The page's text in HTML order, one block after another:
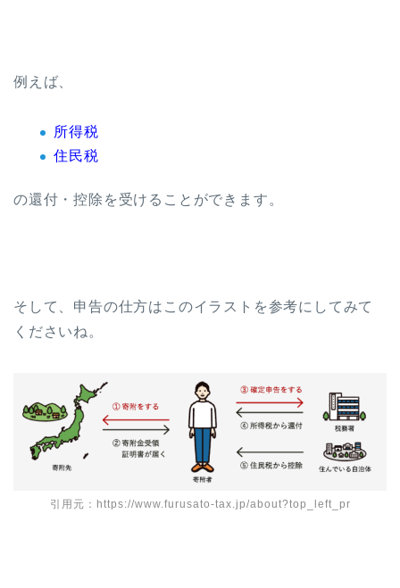
例えば、
所得税
住民税
の還付・控除を受けることができます。
そして、申告の仕方はこのイラストを参考にしてみて
くださいね。
引用元：https://www.furusato-tax.jp/about?top_left_pr